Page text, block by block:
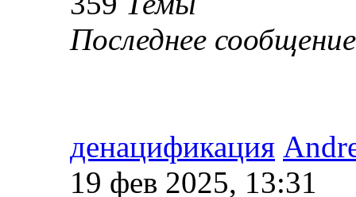
Последнее сообщение
денацификация
19 фев 2025, 13:31